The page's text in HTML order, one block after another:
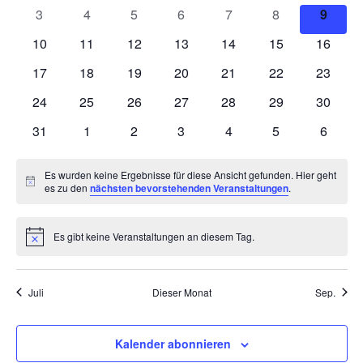
0
3
0
4
0
5
0
6
0
Veranstaltungen
7
0
8
0
9
0
10
0
11
0
12
0
13
0
14
0
15
0
16
0
17
0
18
0
19
0
20
0
21
0
22
0
23
0
24
0
25
0
26
0
27
0
28
0
29
0
30
0
31
0
1
0
2
0
3
0
4
0
5
0
6
Hinweis
Es wurden keine Ergebnisse für diese Ansicht gefunden. Hier geht
es zu dennächsten bevorstehenden Veranstaltungen.
HinweisEs gibt keine Veranstaltungen an diesem Tag.
Juli Dieser Monat Sep.
Kalender abonnieren